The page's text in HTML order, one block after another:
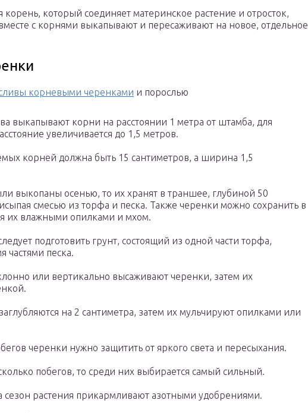
корень, который соединяет материнское растение и отросток,
с корнями выкапывают и пересаживают на новое, отдельное
корневыми черенками и порослью
выкапывают корни на расстоянии 1 метра от штамба, для
увеличивается до 1,5 метров.
корней должна быть 15 сантиметров, а ширина 1,5
выкопаны осенью, то их хранят в траншее, глубиной 50
смесью из торфа и песка. Также черенки можно сохранить в
их влажными опилками и мхом.
подготовить грунт, состоящий из одной части торфа,
частями песка.
или вертикально высаживают черенки, затем их
на 2 сантиметра, затем их мульчируют опилками или
черенки нужно защитить от яркого света и пересыхания.
побегов, то среди них выбирается самый сильный.
сезон растения прикармливают азотными удобрениями.